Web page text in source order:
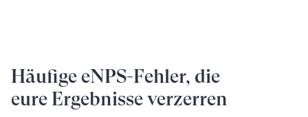
Häufige eNPS-Fehler, die
eure Ergebnisse verzerren